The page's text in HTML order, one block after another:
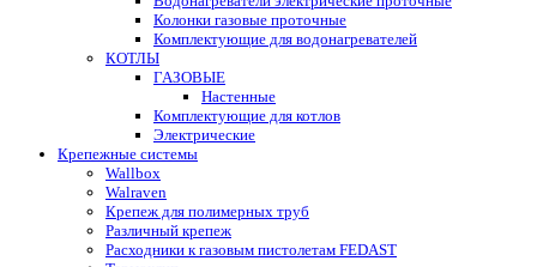
Колонки газовые проточные
Комплектующие для водонагревателей
КОТЛЫ
ГАЗОВЫЕ
Настенные
Комплектующие для котлов
Электрические
Крепежные системы
Wallbox
Walraven
Крепеж для полимерных труб
Различный крепеж
Расходники к газовым пистолетам FEDAST